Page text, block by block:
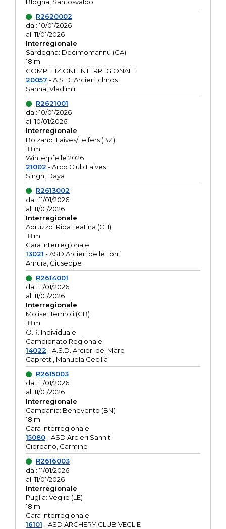
R2620002
dal: 10/01/2026
al: 11/01/2026
Interregionale
Sardegna: Decimomannu (CA)
18 m
COMPETIZIONE INTERREGIONALE
20057 - A.S.D. Arcieri Ichnos
Sanna, Vladimir
R2621001
dal: 10/01/2026
al: 10/01/2026
Interregionale
Bolzano: Laives/Leifers (BZ)
18 m
Winterpfeile 2026
21002 - Arco Club Laives
Singh, Daya
R2613002
dal: 11/01/2026
al: 11/01/2026
Interregionale
Abruzzo: Ripa Teatina (CH)
18 m
Gara Interregionale
13021 - ASD Arcieri delle Torri
Amura, Giuseppe
R2614001
dal: 11/01/2026
al: 11/01/2026
Interregionale
Molise: Termoli (CB)
18 m
O.R. Individuale
Campionato Regionale
14022 - A.S.D. Arcieri del Mare
Capretti, Manuela Cecilia
R2615003
dal: 11/01/2026
al: 11/01/2026
Interregionale
Campania: Benevento (BN)
18 m
Gara interregionale
15080- ASD Arcieri Sanniti
Giordano, Carmine
R2616003
dal: 11/01/2026
al: 11/01/2026
Interregionale
Puglia: Veglie (LE)
18 m
Gara Interregionale
16101 - ASD ARCHERY CLUB VEGLIE